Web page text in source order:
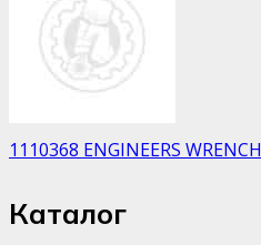
1110368 ENGINEERS WRENCH
Каталог